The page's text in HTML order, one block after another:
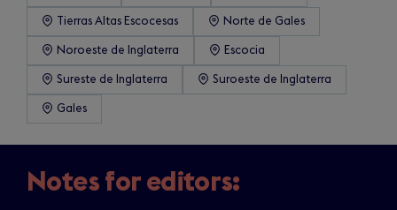
Tierras Altas Escocesas Norte de Gales
Noroeste de Inglaterra Escocia
Sureste de Inglaterra Suroeste de Inglaterra
Gales
Notes for editors: